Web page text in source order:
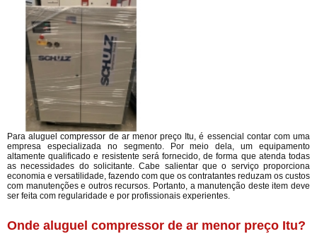
Para aluguel compressor de ar menor preço Itu, é essencial contar com uma
empresa especializada no segmento. Por meio dela, um equipamento
altamente qualificado e resistente será fornecido, de forma que atenda todas
as necessidades do solicitante. Cabe salientar que o serviço proporciona
economia e versatilidade, fazendo com que os contratantes reduzam os custos
com manutenções e outros recursos. Portanto, a manutenção deste item deve
ser feita com regularidade e por profissionais experientes.
Onde aluguel compressor de ar menor preço Itu?